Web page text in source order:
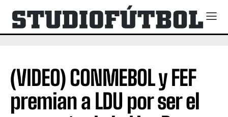
(VIDEO) CONMEBOL y FEF
premian a LDU por ser el